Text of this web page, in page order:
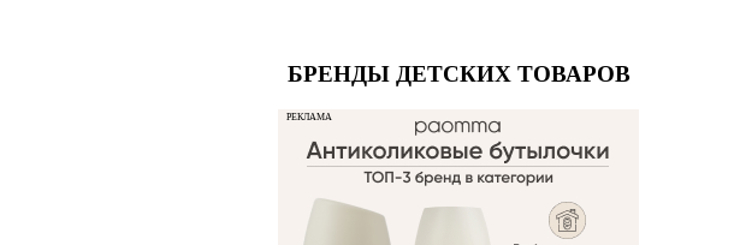
БРЕНДЫ ДЕТСКИХ ТОВАРОВ
РЕКЛАМА